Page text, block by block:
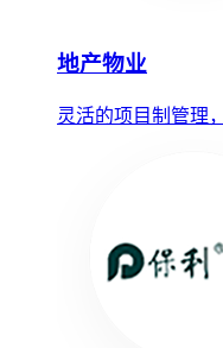
地产物业
灵活的项目制管理